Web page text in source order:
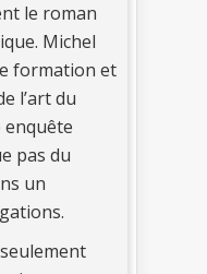
le roman
Michel
formation et
l’art du
enquête
pas du
un